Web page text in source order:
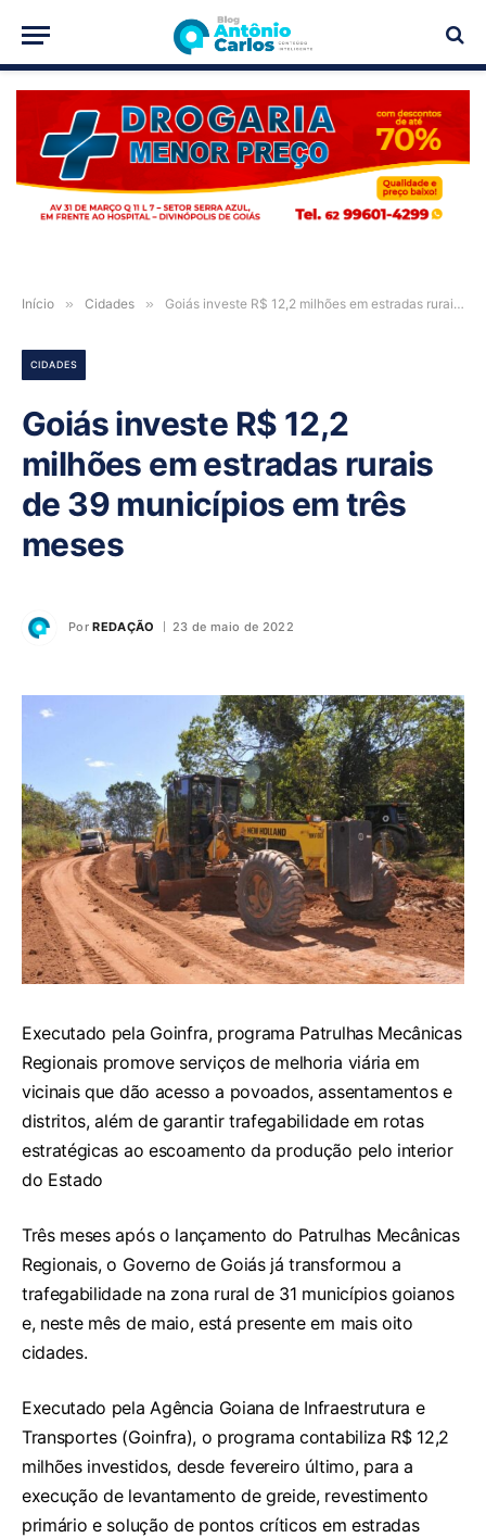
PUBLICIDADE
Início » Cidades » Goiás investe R$ 12,2 milhões em estradas rurais de 39 municípios em três meses
CIDADES
Goiás investe R$ 12,2
milhões em estradas rurais
de 39 municípios em três
meses
Por REDAÇÃO 23 de maio de 2022
Executado pela Goinfra, programa Patrulhas Mecânicas
Regionais promove serviços de melhoria viária em
vicinais que dão acesso a povoados, assentamentos e
distritos, além de garantir trafegabilidade em rotas
estratégicas ao escoamento da produção pelo interior
do Estado
Três meses após o lançamento do Patrulhas Mecânicas
Regionais, o Governo de Goiás já transformou a
trafegabilidade na zona rural de 31 municípios goianos
e, neste mês de maio, está presente em mais oito
cidades.
Executado pela Agência Goiana de Infraestrutura e
Transportes (Goinfra), o programa contabiliza R$ 12,2
milhões investidos, desde fevereiro último, para a
execução de levantamento de greide, revestimento
primário e solução de pontos críticos em estradas